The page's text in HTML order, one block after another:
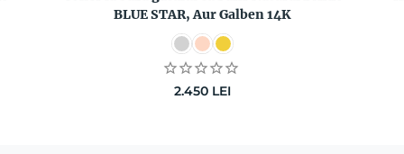
BLUE STAR, Aur Galben 14K
2.450 LEI